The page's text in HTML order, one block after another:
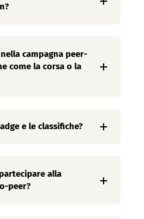
campagna peer-
come la corsa o la
e le classifiche?
alla
peer?